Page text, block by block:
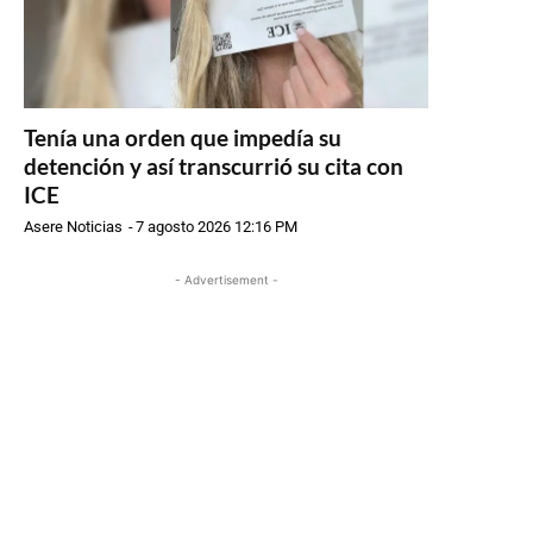
Tenía una orden que impedía su
detención y así transcurrió su cita con
ICE
Asere Noticias -7 agosto 2026 12:16 PM
- Advertisement -